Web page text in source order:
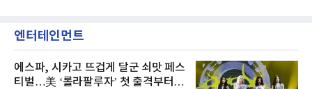
엔터테인먼트
에스파, 시카고 뜨겁게 달군 쇠맛 페스
티벌…美 ‘롤라팔루자’ 첫 출격부터